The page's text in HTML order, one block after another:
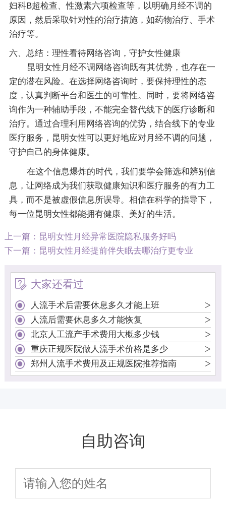
妇科B超检查、性激素六项检查等，以明确月经不调的
原因，然后采取针对性的治疗措施，如药物治疗、手术
治疗等。
六、总结：理性看待网络咨询，守护女性健康
昆明女性月经不调网络咨询既有其优势，也存在一
定的潜在风险。在选择网络咨询时，要保持理性的态
度，认真判断平台和医生的可靠性。同时，要将网络咨
询作为一种辅助手段，不能完全替代线下的医疗诊断和
治疗。通过合理利用网络咨询的优势，结合线下的专业
医疗服务，昆明女性可以更好地应对月经不调的问题，
守护自己的身体健康。
在这个信息爆炸的时代，我们要学会筛选和辨别信
息，让网络成为我们获取健康知识和医疗服务的有力工
具，而不是被虚假信息所误导。相信在科学的指导下，
每一位昆明女性都能拥有健康、美好的生活。
上一篇： 昆明女性月经异常医院隐私服务好吗
下一篇： 昆明女性月经提前伴失眠去哪治疗更专业
大家还看过
人流手术后需要休息多久才能上班 >
人流后需要休息多久才能恢复 >
北京人工流产手术费用大概多少钱 >
重庆正规医院做人流手术价格是多少 >
郑州人流手术费用及正规医院推荐指南 >
自助咨询